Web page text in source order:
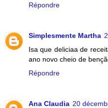
Répondre
Simplesmente Martha
Isa que deliciaa de
ano novo cheio de
Répondre
Ana Claudia 20